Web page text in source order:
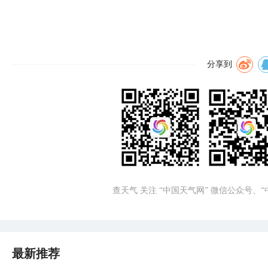
分享到
查天气 关注 “中国天气网” 微信公众号、
最新推荐